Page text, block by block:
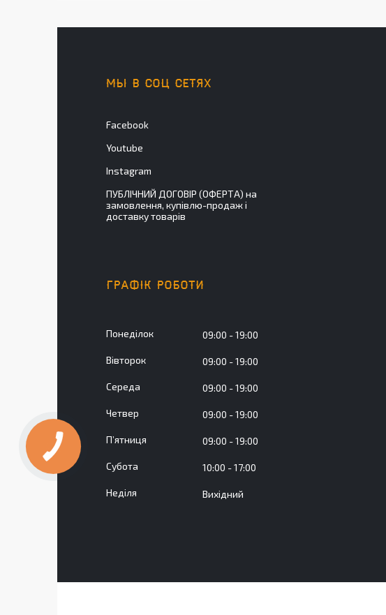
МЫ В СОЦ СЕТЯХ
Facebook
Youtube
Instagram
ПУБЛІЧНИЙ ДОГОВІР (ОФЕРТА) на
замовлення, купівлю-продаж і
доставку товарів
ГРАФІК РОБОТИ
Понеділок 09:00 19:00
Вівторок 09:00 19:00
Середа 09:00 19:00
Четвер 09:00 19:00
Пʼятниця 09:00 19:00
Субота 10:00 17:00
Неділя Вихідний